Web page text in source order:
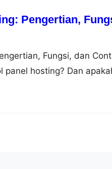
Pengertian,
Fungsi, dan
panel hosting? Dan
Jika Anda belum tahu
ke artikel yang tepat.